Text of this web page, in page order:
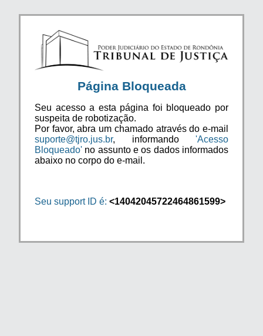
Página Bloqueada
Seu acesso a esta página foi bloqueado por
suspeita de robotização.
Por favor, abra um chamado através do e-mail
suporte@tjro.jus.br, informando 'Acesso
Bloqueado' no assunto e os dados informados
abaixo no corpo do e-mail.
Seu support ID é: <14042045722464861599>